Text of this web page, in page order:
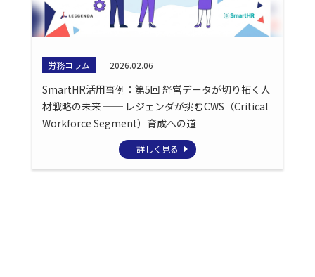
労務コラム 2026.02.06
SmartHR活用事例：第5回 経営データが切り拓く人
材戦略の未来 ── レジェンダが挑むCWS（Critical
Workforce Segment）育成への道
詳しく見る